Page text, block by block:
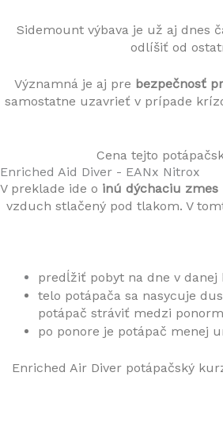
Sidemount výbava je už aj dnes
odlíšiť od
Významná je aj pre bezpečnosť
samostatne uzavrieť v prípade
Cena tejto
Enriched Aid Diver - EANx Nitrox
V preklade ide o inú dýchaciu zmes
vzduch stlačený pod tlakom. V
predĺžiť pobyt na dne v danej
telo potápača sa nasycuje
potápač stráviť medzi
po ponore je potápač menej
Enriched Air Diver potápačský